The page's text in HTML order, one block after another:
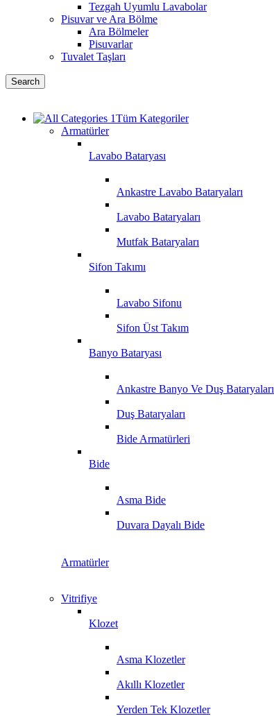
Tezgah Uyumlu Lavabolar
Pisuvar ve Ara Bölme
Ara Bölmeler
Pisuvarlar
Tuvalet Taşları
Search
Tüm Kategoriler
Armatürler
Lavabo Bataryası
Ankastre Lavabo Bataryaları
Lavabo Bataryaları
Mutfak Bataryaları
Sifon Takımı
Lavabo Sifonu
Sifon Üst Takım
Banyo Bataryası
Ankastre Banyo Ve Duş Bataryaları
Duş Bataryaları
Bide Armatürleri
Bide
Asma Bide
Duvara Dayalı Bide
Armatürler
Vitrifiye
Klozet
Asma Klozetler
Akıllı Klozetler
Yerden Tek Klozetler